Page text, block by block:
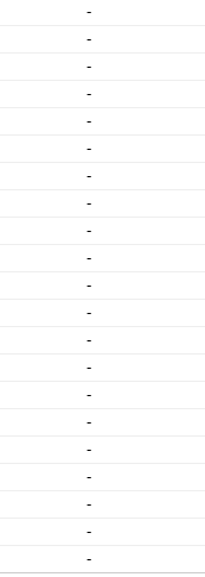
-
-
-
-
-
-
-
-
-
-
-
-
-
-
-
-
-
-
-
-
-